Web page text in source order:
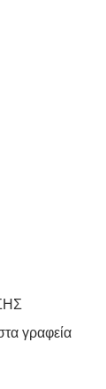
γραφεία